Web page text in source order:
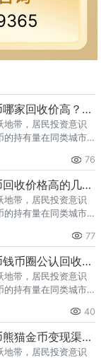
龙港回收熊猫金币哪家回收价高？本地榜单
地带，居民投资意识
的持有量在同类城市
升温，但鱼龙混杂的
别版别溢
76
龙泉回收熊猫金币回收价格高的几家推荐
地带，居民投资意识
的持有量在同类城市
升温，但鱼龙混杂的
别版别溢
77
龙岩回收熊猫金币钱币圈公认回收渠道排行
地带，居民投资意识
的持有量在同类城市
升温，但鱼龙混杂的
别版别溢
40
龙口回收熊猫金币熊猫金币变现渠道指南
地带，居民投资意识